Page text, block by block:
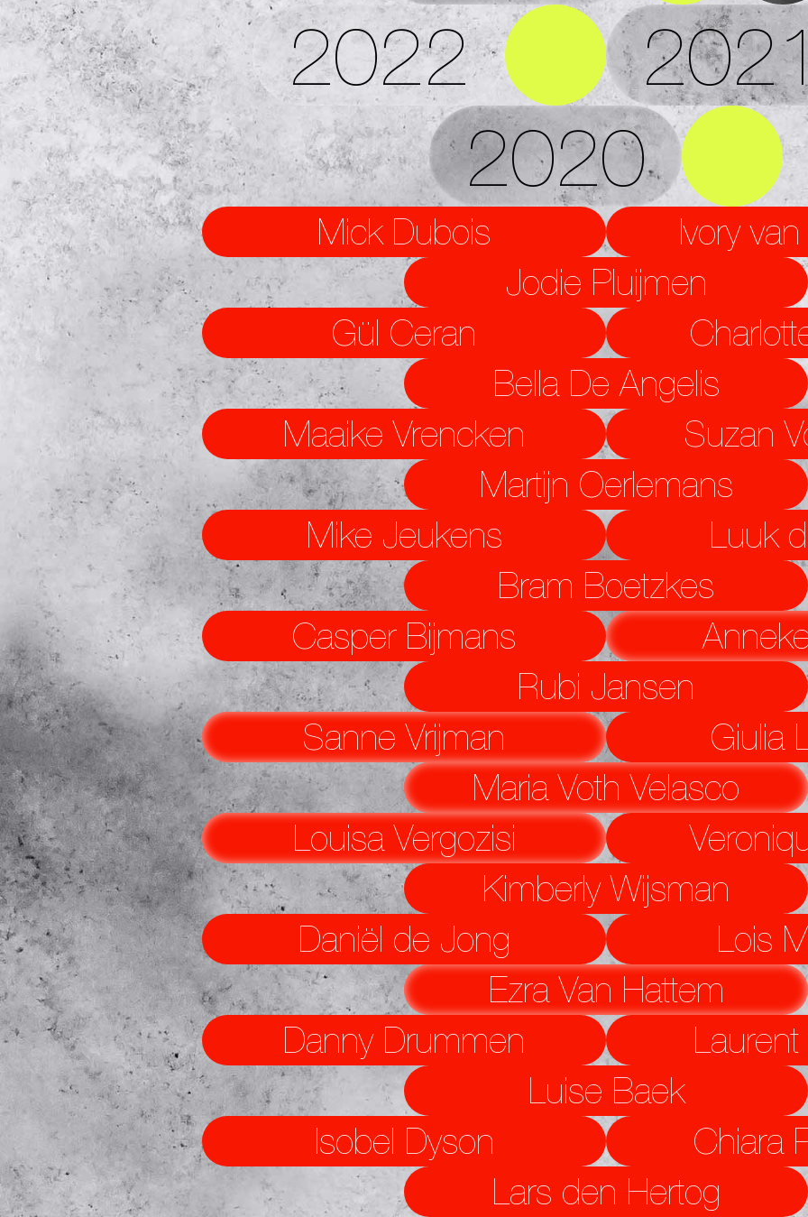
2022
2020
Mick Dubois
Ivory
Jodie Pluijmen
Gül Ceran
Bella De Angelis
Maaike Vrencken
Suzan
Martijn Oerlemans
Mike Jeukens
Luuk
Bram Boetzkes
Casper Bijmans
Rubi Jansen
Sanne Vrijman
Giulia
Maria Voth Velasco
Louisa Vergozisi
Kimberly Wijsman
Daniël de Jong
Lois
Ezra Van Hattem
Danny Drummen
Luise Baek
Isobel Dyson
Chiara
Lars den Hertog